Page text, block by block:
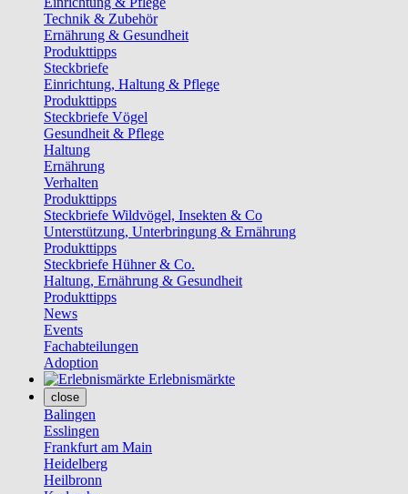
Technik & Zubehör
Ernährung & Gesundheit
Produkttipps
Steckbriefe
Einrichtung, Haltung & Pflege
Produkttipps
Steckbriefe Vögel
Gesundheit & Pflege
Haltung
Ernährung
Verhalten
Produkttipps
Steckbriefe Wildvögel, Insekten & Co
Unterstützung, Unterbringung & Ernährung
Produkttipps
Steckbriefe Hühner & Co.
Haltung, Ernährung & Gesundheit
Produkttipps
News
Events
Fachabteilungen
Adoption
Erlebnismärkte
close
Balingen
Esslingen
Frankfurt am Main
Heidelberg
Heilbronn